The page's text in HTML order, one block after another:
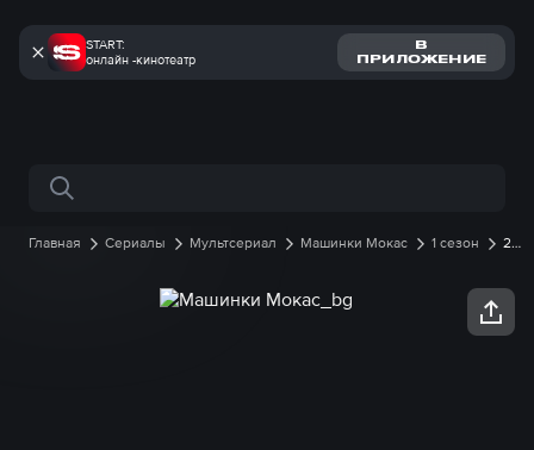
START:
онлайн -кинотеатр
В
ПРИЛОЖЕНИЕ
Поиск по сайту
Главная Сериалы Мультсериал Машинки Мокас 1 сезон
22